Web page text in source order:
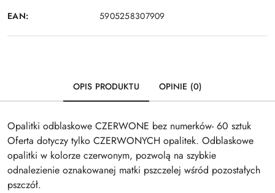
EAN: 5905258307909
OPIS PRODUKTU OPINIE (0)
Opalitki odblaskowe CZERWONE bez numerków- 60 sztuk
Oferta dotyczy tylko CZERWONYCH opalitek. Odblaskowe
opalitki w kolorze czerwonym, pozwolą na szybkie
odnalezienie oznakowanej matki pszczelej wśród pozostałych
pszczół.